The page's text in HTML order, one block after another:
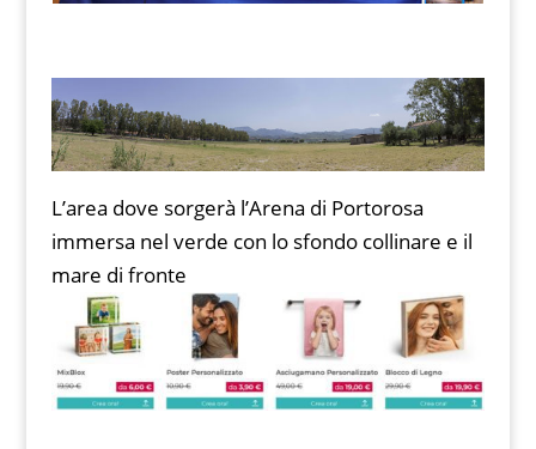
L’area dove sorgerà l’Arena di Portorosa
immersa nel verde con lo sfondo collinare e il
mare di fronte